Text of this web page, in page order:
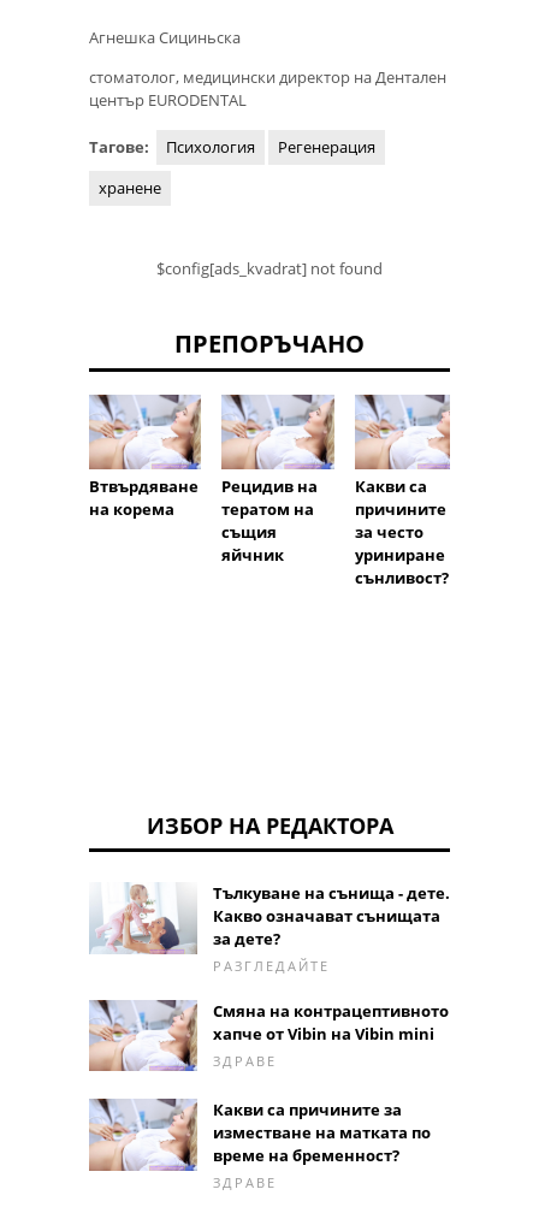
Агнешка Сициньска
стоматолог, медицински директор на Дентален
център EURODENTAL
Тагове: Психология
Регенерация
хранене
$config[ads_kvadrat] not found
ПРЕПОРЪЧАНО
Втвърдяване
на корема
Рецидив на
тератом на
същия
яйчник
Какви са
причините
за често
уриниране и
сънливост?
ИЗБОР НА РЕДАКТОРА
Тълкуване на сънища - дете.
Какво означават сънищата
за дете?
РАЗГЛЕДАЙТЕ
Смяна на контрацептивното
хапче от Vibin на Vibin mini
ЗДРАВЕ
Какви са причините за
изместване на матката по
време на бременност?
ЗДРАВЕ